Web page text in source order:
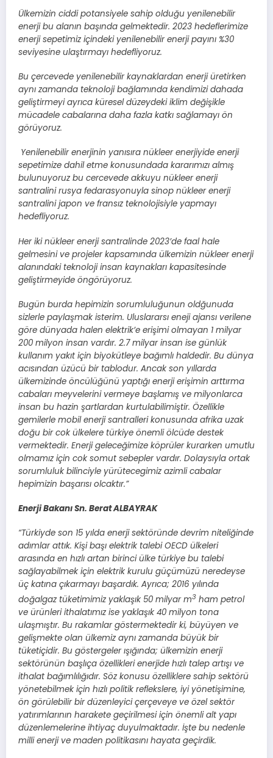
Ülkemizin ciddi potansiyele sahip olduğu yenilenebilir
enerji bu alanın başında gelmektedir. 2023 hedeflerimize
enerji sepetimiz içindeki yenilenebilir enerji payını %30
seviyesine ulaştırmayı hedefliyoruz.
Bu çercevede yenilenebilir kaynaklardan enerji üretirken
aynı zamanda teknoloji bağlamında kendimizi dahada
geliştirmeyi ayrıca küresel düzeydeki iklim değişikle
mücadele cabalarına daha fazla katkı sağlamayı ön
görüyoruz.
Yenilenebilir enerjinin yanısıra nükleer enerjiyide enerji
sepetimize dahil etme konusundada kararımızı almış
bulunuyoruz bu cercevede akkuyu nükleer enerji
santralini rusya fedarasyonuyla sinop nükleer enerji
santralini japon ve fransız teknolojisiyle yapmayı
hedefliyoruz.
Her iki nükleer enerji santralinde 2023’de faal hale
gelmesini ve projeler kapsamında ülkemizin nükleer enerji
alanındaki teknoloji insan kaynakları kapasitesinde
geliştirmeyide öngörüyoruz.
Bugün burda hepimizin sorumluluğunun oldğunuda
sizlerle paylaşmak isterim. Uluslararsı eneji ajansı verilene
göre dünyada halen elektrik’e erişimi olmayan 1 milyar
200 milyon insan vardır. 2.7 milyar insan ise günlük
kullanım yakıt için biyokütleye bağımlı haldedir. Bu dünya
acısından üzücü bir tablodur. Ancak son yıllarda
ülkemizinde öncülüğünü yaptığı enerji erişimin arttırma
cabaları meyvelerini vermeye başlamış ve milyonlarca
insan bu hazin şartlardan kurtulabilimiştir. Özellikle
gemilerle mobil enerji santralleri konusunda afrika uzak
doğu bir cok ülkelere türkiye önemli ölcüde destek
vermektedir. Enerji geleceğimize köprüler kurarken umutlu
olmamız için cok somut sebepler vardır. Dolaysıyla ortak
sorumluluk bilinciyle yürütecegimiz azimli cabalar
hepimizin başarısı olcaktır.”
Enerji Bakanı Sn. Berat ALBAYRAK
“Türkiyde son 15 yılda enerji sektöründe devrim niteliğinde
adımlar attık. Kişi başı elektrik talebi OECD ülkeleri
arasında en hızlı artan birinci ülke türkiye bu talebi
sağlayabilmek için elektrik kurulu güçümüzü neredeyse
üç katına çıkarmayı başardık. Ayrıca; 2016 yılında
doğalgaz tüketimimiz yaklaşık 50 milyar m3 ham petrol
ve ürünleri ithalatımız ise yaklaşık 40 milyon tona
ulaşmıştır. Bu rakamlar göstermektedir ki, büyüyen ve
gelişmekte olan ülkemiz aynı zamanda büyük bir
tüketiçidir. Bu göstergeler ışığında; ülkemizin enerji
sektörünün başlıça özellikleri enerjide hızlı talep artışı ve
ithalat bağımlılığıdır. Söz konusu özelliklere sahip sektörü
yönetebilmek için hızlı politik reflekslere, iyi yönetişimine,
ön görülebilir bir düzenleyici çerçeveye ve özel sektör
yatırımlarının harakete geçirilmesi için önemli alt yapı
düzenlemelerine ihtiyaç duyulmaktadır. İşte bu nedenle
milli enerji ve maden politikasını hayata geçirdik.